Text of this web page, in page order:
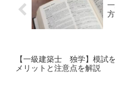
【一級建築士 独学】模試
メリットと注意点を解説